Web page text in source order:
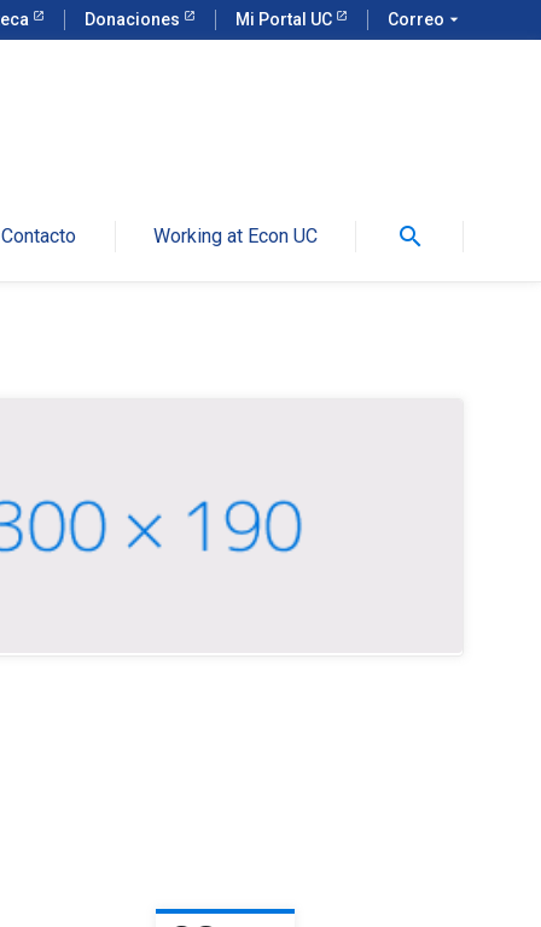
Donaciones Mi Portal UC Correo arrow_drop_down
Contacto Working at Econ UC search